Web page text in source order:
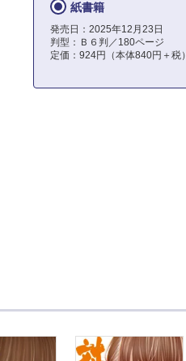
紙書籍
発売日：2025年12月23日
判型：Ｂ６判／180ページ
定価：924円（本体840円＋税）